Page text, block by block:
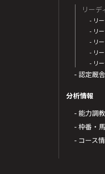
リーデ
- リ
- リ
- リ
- リ
- リ
- 認定厩舎
分析情報
- 能力調
- 枠番・
- コース